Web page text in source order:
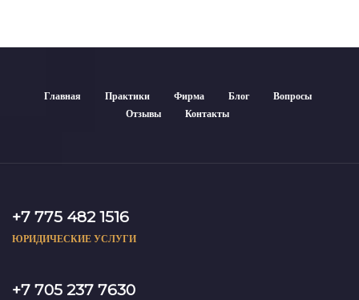
Главная Практики Фирма Блог
Вопросы
Отзывы
Контакты
+7 775 482 1516
ЮРИДИЧЕСКИЕ УСЛУГИ
+7 705 237 7630